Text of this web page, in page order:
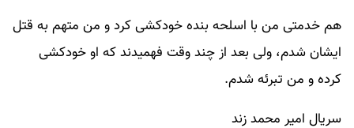
هم خدمتی من با اسلحه بنده خودکشی کرد و من متهم به قتل
ایشان شدم، ولی بعد از چند وقت فهمیدند که او خودکشی
کرده و من تبرئه شدم.
سریال امیر محمد زند